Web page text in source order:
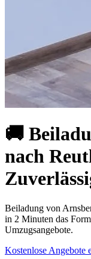
🚚
nach
Beiladung von
in 2 Minuten das
Umzugsangebote.
Kostenlose Angebote